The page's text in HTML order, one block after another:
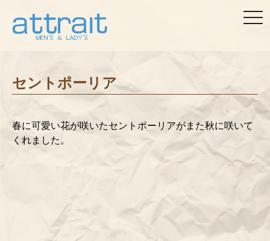
セントポーリア
春に可愛い花が咲いたセントポーリアがまた秋に咲いて
くれました。